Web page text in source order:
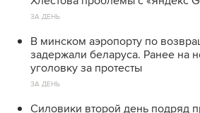
ЗА ДЕНЬ
В минском аэропорту по
задержали беларуса. Ранее на
уголовку за протесты
ЗА ДЕНЬ
Силовики второй день подряд